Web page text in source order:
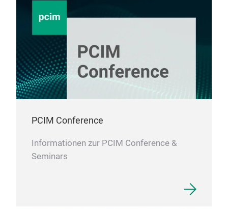
PCIM Conference
Informationen zur PCIM Conference &
Seminars